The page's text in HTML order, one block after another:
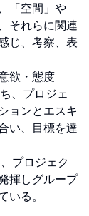
「空間」や
それらに関連
じ、考察、表
欲・態度
、プロジェ
ョンとエスキ
い、目標を達
プロジェク
揮しグループ
いる。